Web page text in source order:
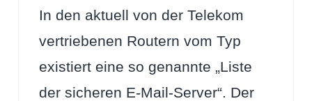
In den aktuell von der Telekom
vertriebenen Routern vom Typ
existiert eine so genannte „Liste
der sicheren E-Mail-Server“. Der